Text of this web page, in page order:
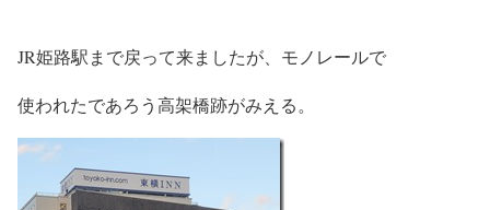
JR姫路駅まで戻って来ましたが、モノレールで
使われたであろう高架橋跡がみえる。